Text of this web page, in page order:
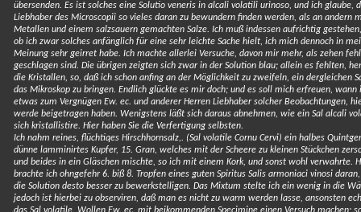
übersenden. Es ist solches eine Solutio veneris in alcali volatili urinoso, und ich glaube,
Liebhaber des Microscopii so vieles daran zu bewundern finden werden, als an andern
Metallen und einem salzsauern gemachten Salze. Ich muß indessen aufrichtig
ob ich zwar solches anfänglich für eine sehr leichte Sache hielt, ich mich dennoch in
Meinung sehr geirret habe. Ich machte allerlei Versuche, davon mir mehr, als zehen fehl
geschlagen sind. Die übrigen zeigten sich zwar in der Solution blau; allein es fehlten,
die Kristallen, so, daß ich schon anfing an der Möglichkeit zu zweifeln, ein dergleichen
das Mikroskop zu bringen. Endlich glückte es mir doch; und es soll mich erfreuen, wann
etwas zum Vergnügen Ew. ec. und anderer Herren Liebhaber solcher Beobachtungen,
werde beigetragen haben. Wenigstens läßt sich daraus abnehmen, wie ein Sal alcali
sich kristallistire. Hier haben Sie die Verfertigung selbsten.
Ich nahm reines, flüchtiqes Hirschhornsalz,. (Sal volatile Cornu Cervi) ein halbes
dünne lamminirtes Kupfer, 15. Gran, welches mit der Scheere zu kleinen Stückchen
und beides in ein Gläschen mischte, so ich mit einem Kork, und sonst wohl verwahrte.
brachte ich ohngefehr 6. biß 8. Tropfen eines guten Spiritus Salis armoniaci vinosi
die Solution desto besser zu bewerkstelligen. Das Mixtum stelte ich ein wenig in die
jedoch ist hierbei zu observiren, daß man es nicht zu warm werden lasse, ansonsten